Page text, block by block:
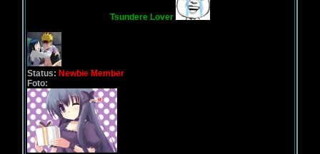
Tsundere Lover
Status: Newbie Member
Foto: